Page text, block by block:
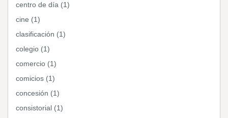
centro de día (1)
cine (1)
clasificación (1)
colegio (1)
comercio (1)
comicios (1)
concesión (1)
consistorial (1)